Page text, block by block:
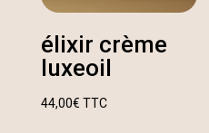
élixir crème
luxeoil
44,00€ TTC